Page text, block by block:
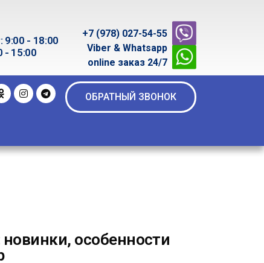
9:00 - 18:00
- 15:00
+7 (978) 027-54-55
Viber & Whatsapp
online заказ 24/7
ОБРАТНЫЙ ЗВОНОК
новинки, особенности